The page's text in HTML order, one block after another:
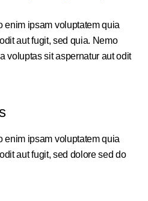
enim ipsam voluptatem quia
aut fugit, sed quia. Nemo
voluptas sit aspernatur aut odit
enim ipsam voluptatem quia
aut fugit, sed dolore sed do